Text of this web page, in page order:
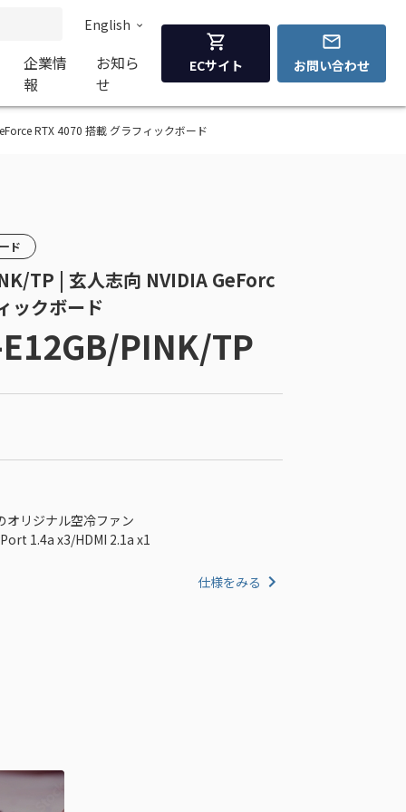
English
企業情
報
お知ら
せ
ECサイト お問い合わせ
RTX 4070 搭載 グラフィックボード
ド
TP | 玄人志向 NVIDIA GeForc
ックボード
PINK/TP
オリジナル空冷ファン
1.4a x3/HDMI 2.1a x1
仕様をみる